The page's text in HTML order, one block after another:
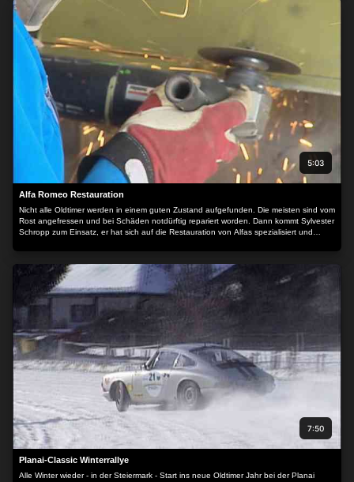
5:03
Alfa Romeo Restauration
Nicht alle Oldtimer werden in einem guten Zustand aufgefunden. Die meisten sind vom
Rost angefressen und bei Schäden notdürftig repariert worden. Dann kommt Sylvester
Schropp zum Einsatz, er hat sich auf die Restauration von Alfas spezialisiert und
7:50
Planai-Classic Winterrallye
Alle Winter wieder - in der Steiermark - Start ins neue Oldtimer Jahr bei der Planai